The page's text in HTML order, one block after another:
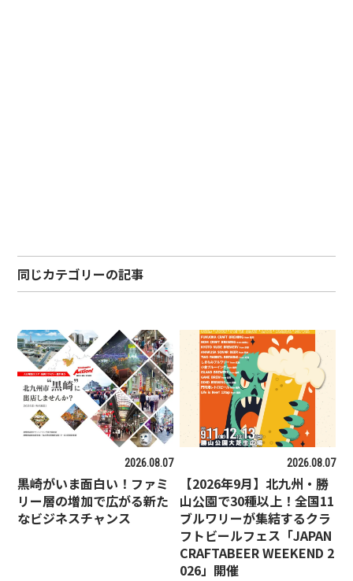
同じカテゴリーの記事
2026.08.07
黒崎がいま面白い！ファミ
リー層の増加で広がる新た
なビジネスチャンス
2026.08.07
【2026年9月】北九州・勝
山公園で30種以上！全国11
ブルワリーが集結するクラ
フトビールフェス「JAPAN
CRAFTABEER WEEKEND 2
026」開催